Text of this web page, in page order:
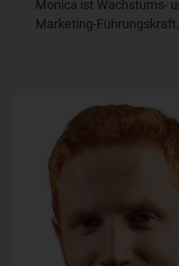
Monica ist Wachstums-
Marketing-Führungskraft.